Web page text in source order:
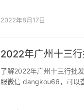
2022年8月17日
2022年广州十三
了解2022年广州十三行批
服微信 dangkou66，可以